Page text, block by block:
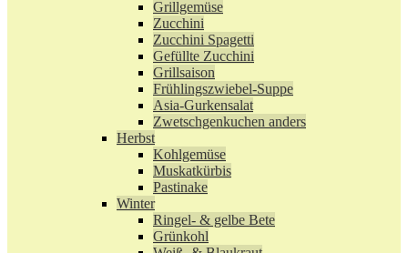
Grillgemüse
Zucchini
Zucchini Spagetti
Gefüllte Zucchini
Grillsaison
Frühlingszwiebel-Suppe
Asia-Gurkensalat
Zwetschgenkuchen anders
Herbst
Kohlgemüse
Muskatkürbis
Pastinake
Winter
Ringel- & gelbe Bete
Grünkohl